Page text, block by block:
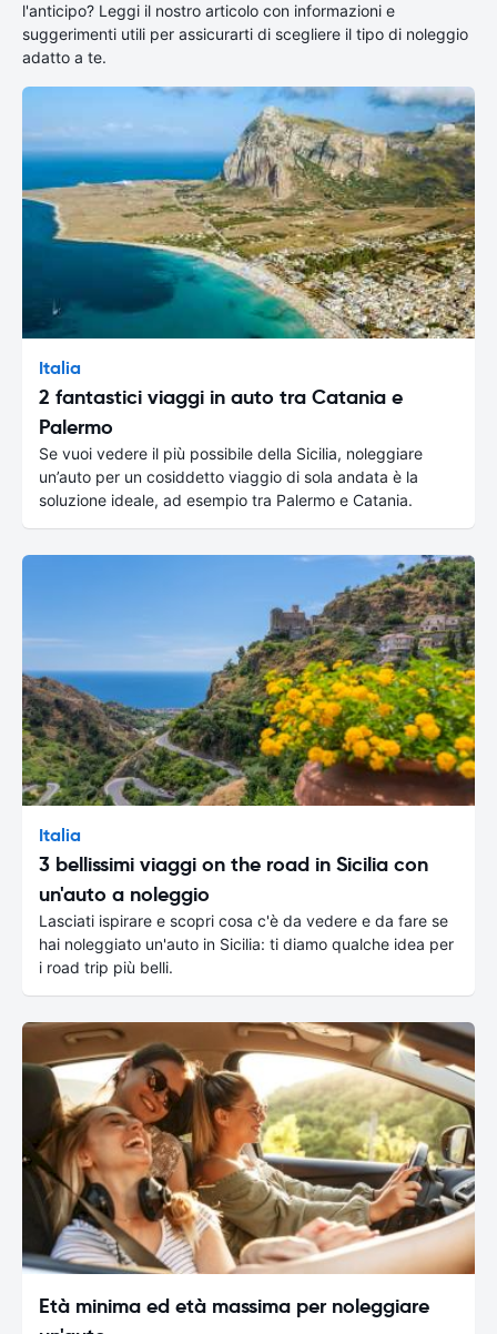
l'anticipo? Leggi il nostro articolo con informazioni e
suggerimenti utili per assicurarti di scegliere il tipo di noleggio
adatto a te.
Italia
2 fantastici viaggi in auto tra Catania e
Palermo
Se vuoi vedere il più possibile della Sicilia, noleggiare
un’auto per un cosiddetto viaggio di sola andata è la
soluzione ideale, ad esempio tra Palermo e Catania.
Italia
3 bellissimi viaggi on the road in Sicilia con
un'auto a noleggio
Lasciati ispirare e scopri cosa c'è da vedere e da fare se
hai noleggiato un'auto in Sicilia: ti diamo qualche idea per
i road trip più belli.
Età minima ed età massima per noleggiare